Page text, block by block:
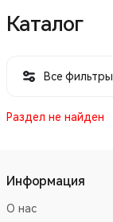
Каталог
Все фильтры
Раздел не найден
Информация
О нас